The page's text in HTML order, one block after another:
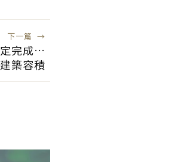
下一篇 →
完成…
築容積